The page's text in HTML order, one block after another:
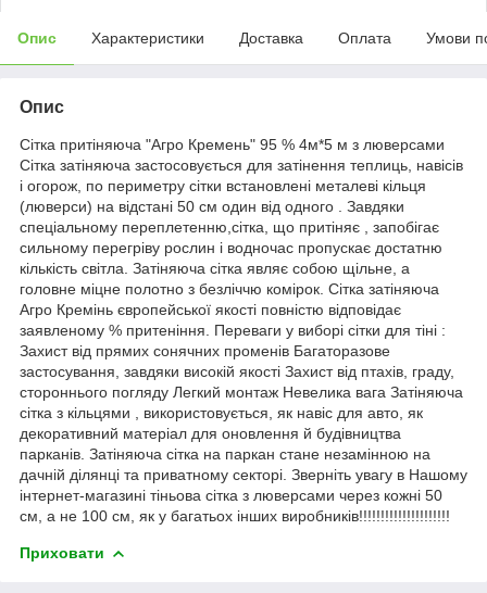
Опис Характеристики Доставка Оплата Умови
Опис
Сітка притіняюча "Агро Кремень" 95 % 4м*5 м з люверсами
Сітка затіняюча застосовується для затінення теплиць, навісів
і огорож, по периметру сітки встановлені металеві кільця
(люверси) на відстані 50 см один від одного . Завдяки
спеціальному переплетенню,сітка, що притіняє , запобігає
сильному перегріву рослин і водночас пропускає достатню
кількість світла. Затіняюча сітка являє собою щільне, а
головне міцне полотно з безліччю комірок. Сітка затіняюча
Агро Кремінь європейської якості повністю відповідає
заявленому % притеніння. Переваги у виборі сітки для тіні :
Захист від прямих сонячних променів Багаторазове
застосування, завдяки високій якості Захист від птахів, граду,
стороннього погляду Легкий монтаж Невелика вага Затіняюча
сітка з кільцями , використовується, як навіс для авто, як
декоративний матеріал для оновлення й будівництва
парканів. Затіняюча сітка на паркан стане незамінною на
дачній ділянці та приватному секторі. Зверніть увагу в Нашому
інтернет-магазині тіньова сітка з люверсами через кожні 50
см, а не 100 см, як у багатьох інших виробників!!!!!!!!!!!!!!!!!!!!!
Приховати